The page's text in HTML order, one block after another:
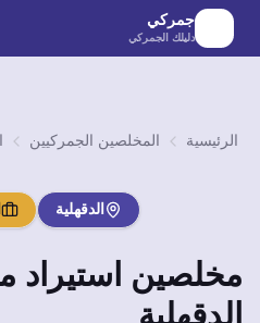
الانتقال إلى المحتوى الرئيسي
جمركي
دليلك الجمركي
الرئيسية المخلصين الجمركيين
الدقهلية
مخلصين
الدقهلية